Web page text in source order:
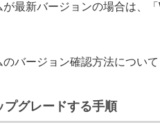
最新バージョンの場合は、
バージョン確認方法について
グレードする手順